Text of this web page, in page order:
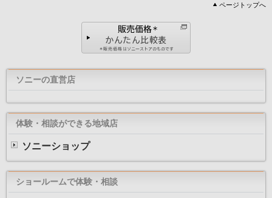
※このアプリケーションは、すべてのスマートフォン
りません。電波環境やスマートフォン側の性能により
れることがございますが、再度接続することにより、
とができます
ページトップへ
ソニーの直営店
体験・相談ができる地域店
ソニーショップ
ショールームで体験・相談